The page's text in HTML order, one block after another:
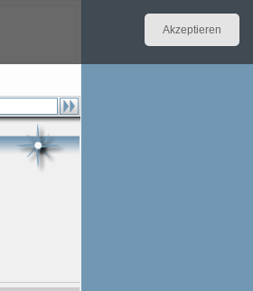
Akzeptieren